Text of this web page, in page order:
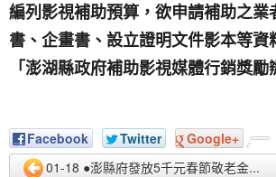
編列影視補助預算，欲申請補助之
書、企畫書、設立證明文件影本等
「澎湖縣政府補助影視媒體行銷獎
Facebook Twitter
Google+
01-18 ●澎縣府發放5千元春節敬老金...